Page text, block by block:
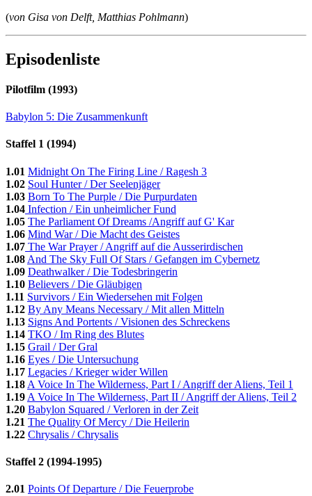
(von Gisa von Delft, Matthias Pohlmann)
Episodenliste
Pilotfilm (1993)
Babylon 5: Die Zusammenkunft
Staffel 1 (1994)
1.01 Midnight On The Firing Line / Ragesh 3
1.02 Soul Hunter / Der Seelenjäger
1.03 Born To The Purple / Die Purpurdaten
1.04 Infection / Ein unheimlicher Fund
1.05 The Parliament Of Dreams /Angriff auf G' Kar
1.06 Mind War / Die Macht des Geistes
1.07 The War Prayer / Angriff auf die Ausserirdischen
1.08 And The Sky Full Of Stars / Gefangen im Cybernetz
1.09 Deathwalker / Die Todesbringerin
1.10 Believers / Die Gläubigen
1.11 Survivors / Ein Wiedersehen mit Folgen
1.12 By Any Means Necessary / Mit allen Mitteln
1.13 Signs And Portents / Visionen des Schreckens
1.14 TKO / Im Ring des Blutes
1.15 Grail / Der Gral
1.16 Eyes / Die Untersuchung
1.17 Legacies / Krieger wider Willen
1.18 A Voice In The Wilderness, Part I / Angriff der Aliens, Teil 1
1.19 A Voice In The Wilderness, Part II / Angriff der Aliens, Teil 2
1.20 Babylon Squared / Verloren in der Zeit
1.21 The Quality Of Mercy / Die Heilerin
1.22 Chrysalis / Chrysalis
Staffel 2 (1994-1995)
2.01 Points Of Departure / Die Feuerprobe